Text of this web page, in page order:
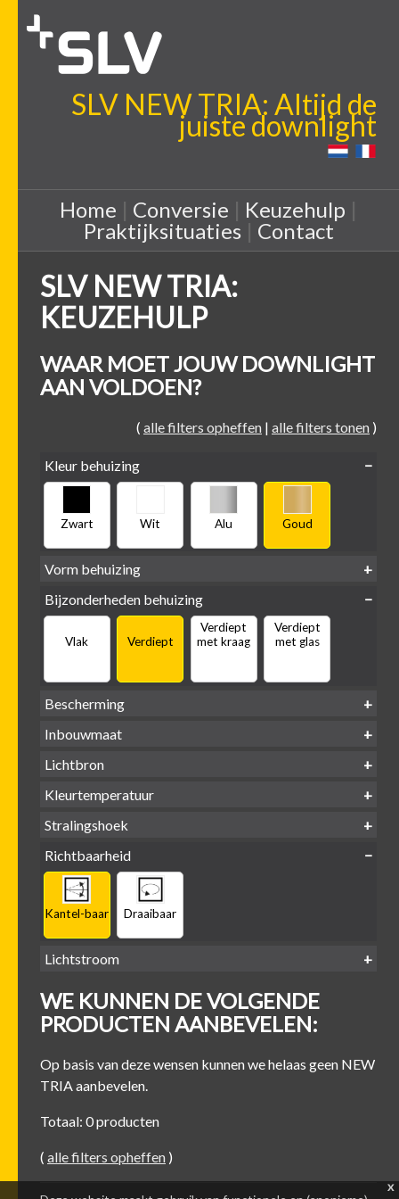
SLV NEW TRIA: Altijd de
juiste downlight
Home | Conversie | Keuzehulp |
Praktijksituaties| Contact
SLV NEW TRIA:
KEUZEHULP
WAAR MOET JOUW DOWNLIGHT
AAN VOLDOEN?
( alle filters opheffen | alle filters tonen )
Kleur behuizing
Zwart Wit Alu Goud
Vorm behuizing
Bijzonderheden behuizing
Vlak Verdiept
Verdiept
met kraag
Verdiept
met glas
Bescherming
IP65 water-
Inbouwmaat
Ø
Lichtbron
GU10
Kleurtemperatuur
2700K
Stralingshoek
Richtbaarheid
Kantel-baar Draaibaar
Lichtstroom
500 lm
-
600 lm
-
700 lm
800 lm
WE KUNNEN DE VOLGENDE
PRODUCTEN AANBEVELEN:
Op basis van deze wensen kunnen we helaas geen NEW
TRIA aanbevelen.
Totaal: 0 producten
( alle filters opheffen )
x